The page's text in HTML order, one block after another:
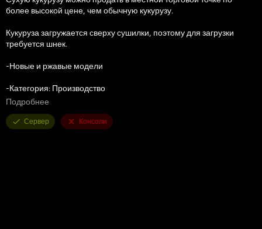
более высокой цене, чем обычную кукурузу.
Кукуруза загружается сверху сушилки, поэтому для загрузки
требуется шнек.
-Новые и ржавые модели
-Категория: Производство
-Емкость: 80000 л
Подробнее
Сервер Консоли